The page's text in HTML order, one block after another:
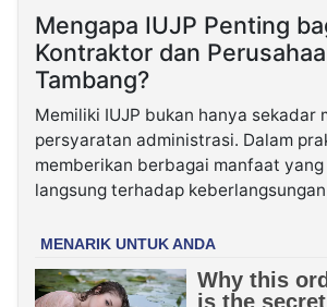
Mengapa IUJP Penting
Kontraktor dan
Tambang?
Memiliki IUJP bukan hanya sekadar
persyaratan administrasi. Dalam
memberikan berbagai manfaat
langsung terhadap